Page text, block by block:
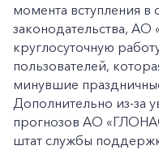
момента вступления в
законодательства,
круглосуточную
пользователей,
минувшие
Дополнительно из-за
прогнозов АО
штат службы